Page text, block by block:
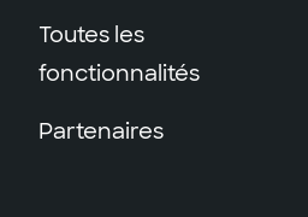
Toutes les
fonctionnalités
Partenaires